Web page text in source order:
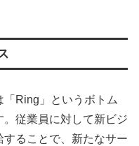
「Ring」というボトム
従業員に対して新ビジ
ることで、新たなサー